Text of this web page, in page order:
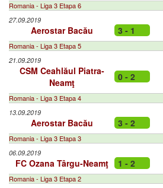
Romania - Liga 3 Etapa 6
27.09.2019
Aerostar Bacău 3 - 1
Romania - Liga 3 Etapa 5
21.09.2019
CSM Ceahlăul Piatra-
Neamţ
0 - 2
Romania - Liga 3 Etapa 4
13.09.2019
Aerostar Bacău 3 - 2
Romania - Liga 3 Etapa 3
06.09.2019
FC Ozana Târgu-Neamţ 1 - 2
Romania - Liga 3 Etapa 2